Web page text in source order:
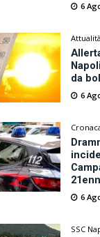
6
Attualità
da
6
6
SSC